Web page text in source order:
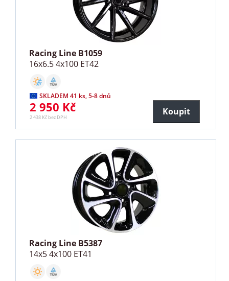
Racing Line B1059
16x6.5 4x100 ET42
SKLADEM 41 ks, 5-8 dnů
2 950 Kč
2 438 Kč bez DPH
Koupit
Racing Line B5387
14x5 4x100 ET41